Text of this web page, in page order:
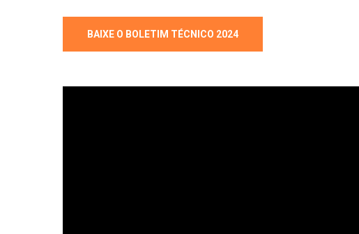
BAIXE O BOLETIM TÉCNICO 2024